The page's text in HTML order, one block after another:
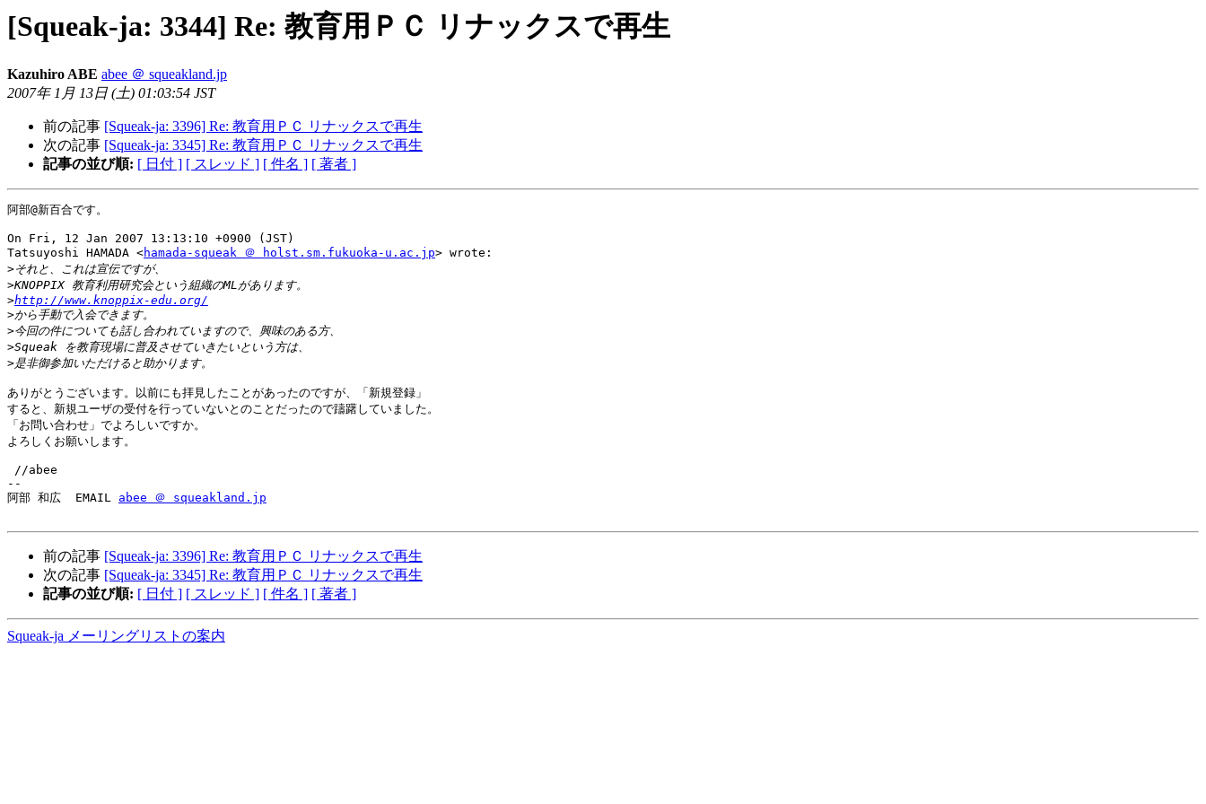
[Squeak-ja: 3344] Re: 教育用ＰＣ リナックスで再生
Kazuhiro ABE abee ＠ squeakland.jp
2007年 1月 13日 (土) 01:03:54 JST
前の記事 [Squeak-ja: 3396] Re: 教育用ＰＣ リナックスで再生
次の記事 [Squeak-ja: 3345] Re: 教育用ＰＣ リナックスで再生
記事の並び順: [ 日付 ] [ スレッド ] [ 件名 ] [ 著者 ]
阿部@新百合です。
On Fri, 12 Jan 2007 13:13:10 +0900 (JST)
Tatsuyoshi HAMADA <hamada-squeak ＠ holst.sm.fukuoka-u.ac.jp> wrote:
>
>
>http://www.knoppix-edu.org/
>
>
>
>
ありがとうございます。以前にも拝見したことがあったのですが、「新規登録」
すると、新規ユーザの受付を行っていないとのことだったので躊躇していました。
「お問い合わせ」でよろしいですか。
よろしくお願いします。
//abee
--
阿部 和広  EMAIL abee ＠ squeakland.jp
前の記事 [Squeak-ja: 3396] Re: 教育用ＰＣ リナックスで再生
次の記事 [Squeak-ja: 3345] Re: 教育用ＰＣ リナックスで再生
記事の並び順: [ 日付 ] [ スレッド ] [ 件名 ] [ 著者 ]
Squeak-ja メーリングリストの案内